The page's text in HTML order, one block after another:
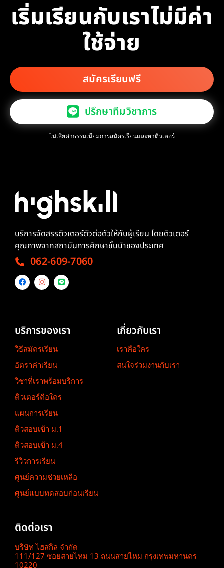
เริ่มเรียนกับเราไม่มีค่า
ใช้จ่าย
สมัครเรียนฟรี
ปรึกษาทีมวิชาการ
ไม่เสียค่าธรรมเนียมการสมัครเรียนและหาติวเตอร์
บริการจัดสรรติวเตอร์ตัวต่อตัวให้กับผู้เรียน โดยติวเตอร์
คุณภาพจากสถาบันการศึกษาชั้นนำของประเทศ
062-609-7060
บริการของเรา
วิธีสมัครเรียน
อัตราค่าเรียน
วิชาที่เราพร้อมบริการ
ติวเตอร์คือใคร
แผนการเรียน
ติวสอบเข้า ม.1
ติวสอบเข้า ม.4
รีวิวการเรียน
ศูนย์ความช่วยเหลือ
ศูนย์แบบทดสอบก่อนเรียน
เกี่ยวกับเรา
เราคือใคร
สนใจร่วมงานกับเรา
ติดต่อเรา
บริษัท ไฮสกิล จำกัด
111/127 ซอยสายไหม 13 ถนนสายไหม กรุงเทพมหานคร
10220